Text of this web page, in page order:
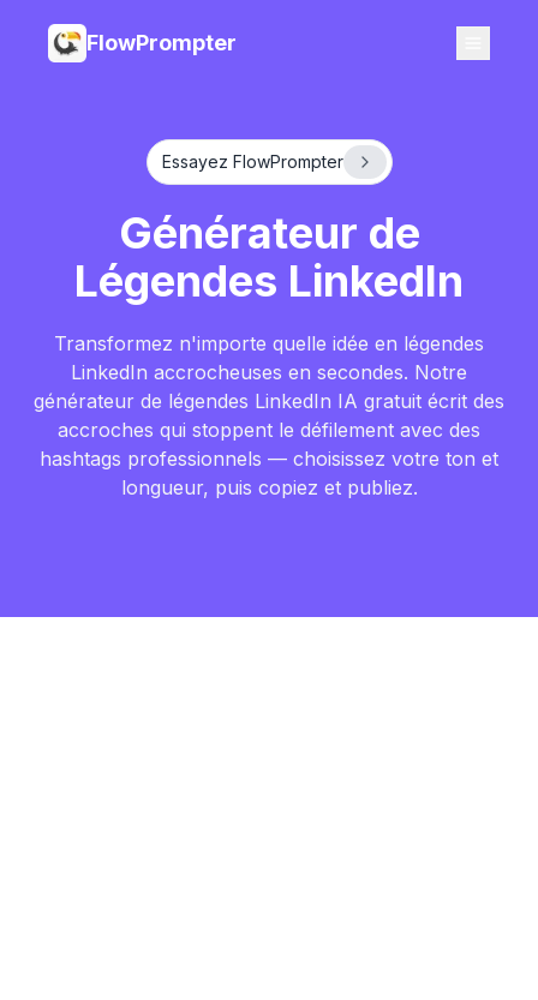
FlowPrompter
Essayez FlowPrompter
Générateur de
Légendes LinkedIn
Transformez n'importe quelle idée en légendes
LinkedIn accrocheuses en secondes. Notre
générateur de légendes LinkedIn IA gratuit écrit des
accroches qui stoppent le défilement avec des
hashtags professionnels — choisissez votre ton et
longueur, puis copiez et publiez.